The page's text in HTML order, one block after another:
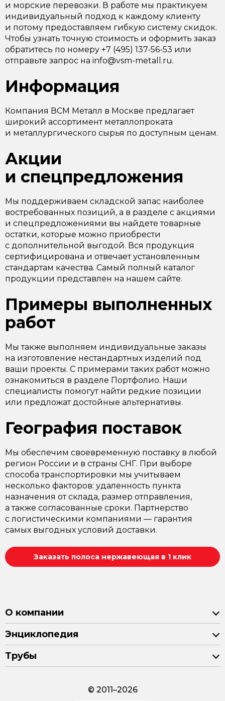
и морские перевозки. В работе мы практикуем
индивидуальный подход к каждому клиенту
и потому предоставляем гибкую систему скидок.
Чтобы узнать точную стоимость и оформить заказ
обратитесь по номеру +7 (495) 137-56-53 или
отправьте запрос на info@vsm-metall.ru.
Информация
Компания ВСМ Металл в Москве предлагает
широкий ассортимент металлопроката
и металлургического сырья по доступным ценам.
Акции
и спецпредложения
Мы поддерживаем складской запас наиболее
востребованных позиций, а в разделе с акциями
и спецпредложениями вы найдете товарные
остатки, которые можно приобрести
с дополнительной выгодой. Вся продукция
сертифицирована и отвечает установленным
стандартам качества. Самый полный каталог
продукции представлен на нашем сайте.
Примеры выполненных
работ
Мы также выполняем индивидуальные заказы
на изготовление нестандартных изделий под
ваши проекты. С примерами таких работ можно
ознакомиться в разделе Портфолио. Наши
специалисты помогут найти редкие позиции
или предложат достойные альтернативы.
География поставок
Мы обеспечим своевременную поставку в любой
регион России и в страны СНГ. При выборе
способа транспортировки мы учитываем
несколько факторов: удаленность пункта
назначения от склада, размер отправления,
а также согласованные сроки. Партнерство
с логистическими компаниями — гарантия
самых выгодных условий доставки.
Заказать полоса нержавеющая в 1 клик
О компании
Энциклопедия
Трубы
© 2011–2026